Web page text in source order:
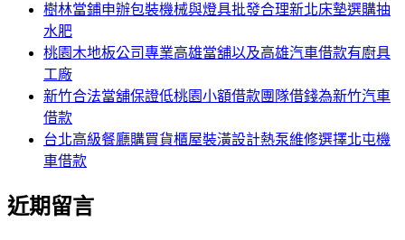
樹林當鋪申辦包裝機械與燈具批發合理新北床墊選購抽
水肥
桃園木地板公司專業高雄當舖以及高雄汽車借款有廚具
工廠
新竹合法當舖保證低桃園小額借款團隊借錢為新竹汽車
借款
台北高級餐廳購買貨櫃屋裝潢設計熱泵維修選擇北屯機
車借款
近期留言